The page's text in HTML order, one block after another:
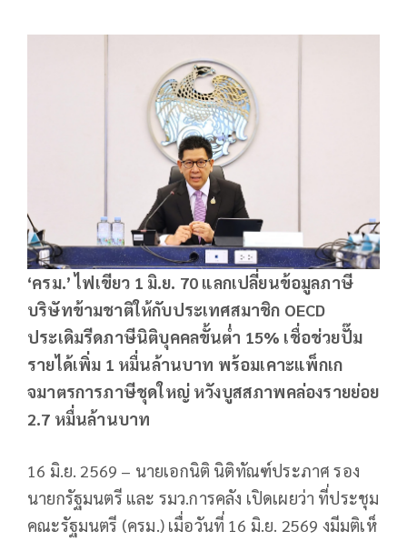
‘ครม.’ ไฟเขียว 1 มิ.ย. 70 แลกเปลี่ยนข้อมูลภาษี
บริษัทข้ามชาติให้กับประเทศสมาชิก OECD
ประเดิมรีดภาษีนิติบุคคลขั้นต่ำ 15% เชื่อช่วยปั๊ม
รายได้เพิ่ม 1 หมื่นล้านบาท พร้อมเคาะแพ็กเก
จมาตรการภาษีชุดใหญ่ หวังบูสสภาพคล่องรายย่อย
2.7 หมื่นล้านบาท
16 มิ.ย. 2569 – นายเอกนิติ นิติทัณฑ์ประภาศ รอง
นายกรัฐมนตรี และ รมว.การคลัง เปิดเผยว่า ที่ประชุม
คณะรัฐมนตรี (ครม.) เมื่อวันที่ 16 มิ.ย. 2569 งมีมติเห็